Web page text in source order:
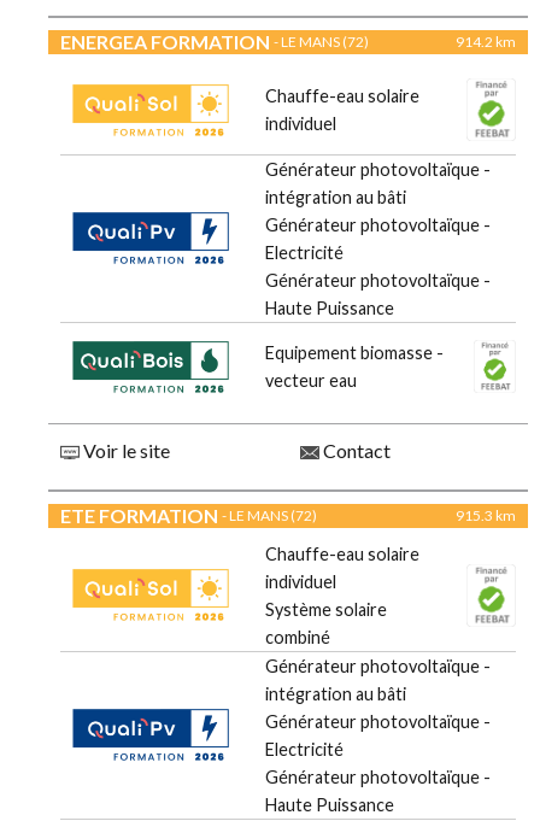
ENERGEA FORMATION - LE MANS (72) 914.2 km
Chauffe-eau solaire
individuel
Générateur photovoltaïque -
intégration au bâti
Générateur photovoltaïque -
Electricité
Générateur photovoltaïque -
Haute Puissance
Equipement biomasse -
vecteur eau
Voir le site Contact
ETE FORMATION - LE MANS (72) 915.3 km
Chauffe-eau solaire
individuel
Système solaire
combiné
Générateur photovoltaïque -
intégration au bâti
Générateur photovoltaïque -
Electricité
Générateur photovoltaïque -
Haute Puissance